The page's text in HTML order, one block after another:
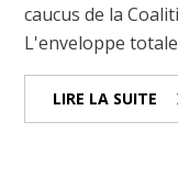
caucus de la
L'enveloppe
LIRE LA SUITE